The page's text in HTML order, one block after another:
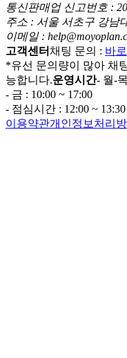
통신판매업 신고번호 :
주소 : 서울 서초구 강남
이메일 :
고객센터채팅 문의 : 바
*유선 문의량이 많아 채
능합니다.운영시간- 월-
- 금 : 10:00 ~ 17:00
- 점심시간 : 12:00 ~
이용약관개인정보처리